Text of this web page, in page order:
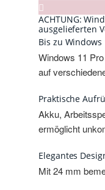
ACHTUNG:
ausgelieferten
Bis zu Windows
Windows 11
auf
Praktische
Akku,
ermöglicht
Elegantes
Mit 24 mm